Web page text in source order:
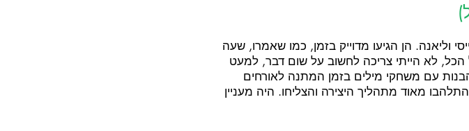
וליאנה. הן הגיעו מדוייק בזמן, כמו שאמרו, שעה
לא הייתי צריכה לחשוב על שום דבר, למעט
עם משחקי מילים בזמן המתנה לאורחים
מאוד מתהליך היצירה והצליחו. היה מעניין